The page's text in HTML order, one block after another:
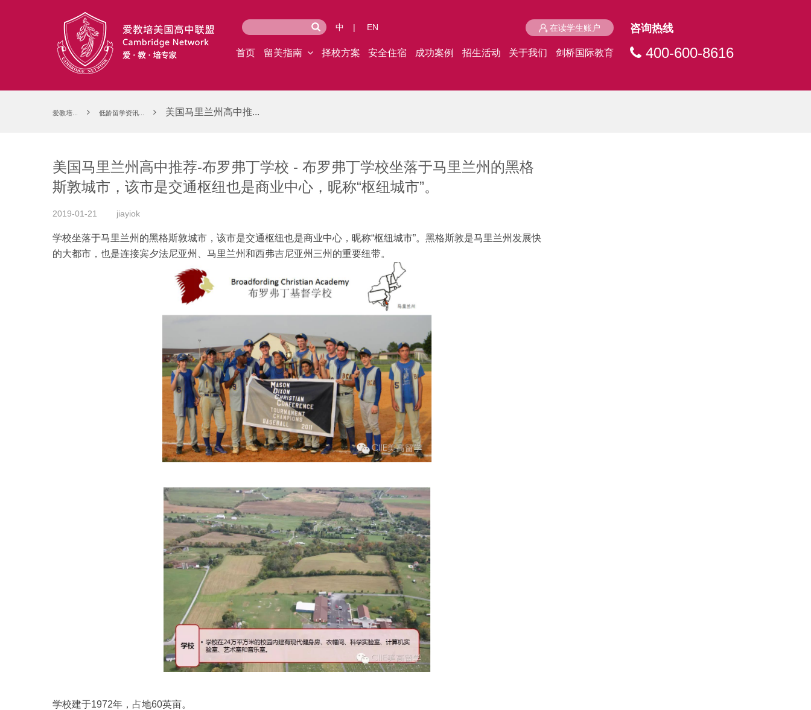
在读学生账户
中 | EN
首页 留美指南 择校方案 安全住宿 成功案例 招生活动 关于我们 剑桥国际教育
咨询热线
400-600-8616
爱教培... 低龄留学资讯... 美国马里兰州高中推...
美国马里兰州高中推荐-布罗弗丁学校 - 布罗弗丁学校坐落于马里兰州的黑格
斯敦城市，该市是交通枢纽也是商业中心，昵称“枢纽城市”。
2019-01-21 jiayiok
学校坐落于马里兰州的黑格斯敦城市，该市是交通枢纽也是商业中心，昵称“枢纽城市”。黑格斯敦是马里兰州发展快
的大都市，也是连接宾夕法尼亚州、马里兰州和西弗吉尼亚州三州的重要纽带。
学校建于1972年，占地60英亩。